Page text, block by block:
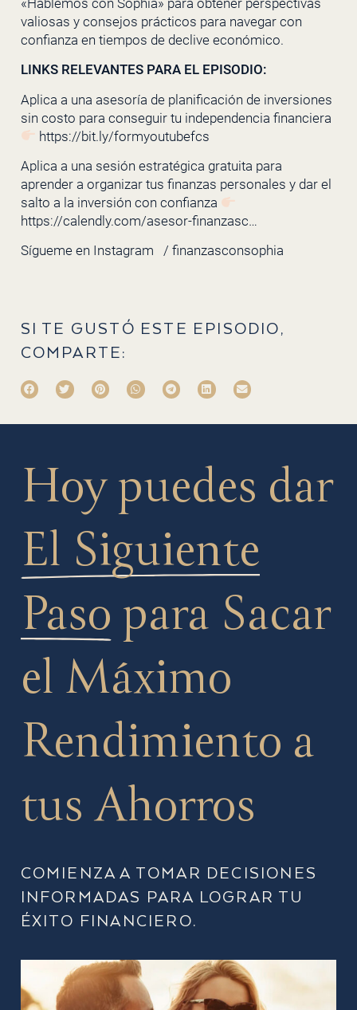
valiosas y consejos prácticos para navegar con
confianza en tiempos de declive económico.
LINKS RELEVANTES PARA EL EPISODIO:
Aplica a una asesoría de planificación de inversiones
sin costo para conseguir tu independencia financiera
https://bit.ly/formyoutubefcs
Aplica a una sesión estratégica gratuita para
aprender a organizar tus finanzas personales y dar el
salto a la inversión con confianza
https://calendly.com/asesor-finanzasc…
Sígueme en Instagram
/ finanzasconsophia
SI TE GUSTÓ ESTE EPISODIO,
COMPARTE:
Hoy puedes dar
El Siguiente
Paso para Sacar
el Máximo
Rendimiento a
tus Ahorros
COMIENZA A TOMAR DECISIONES
INFORMADAS PARA LOGRAR TU
ÉXITO FINANCIERO.